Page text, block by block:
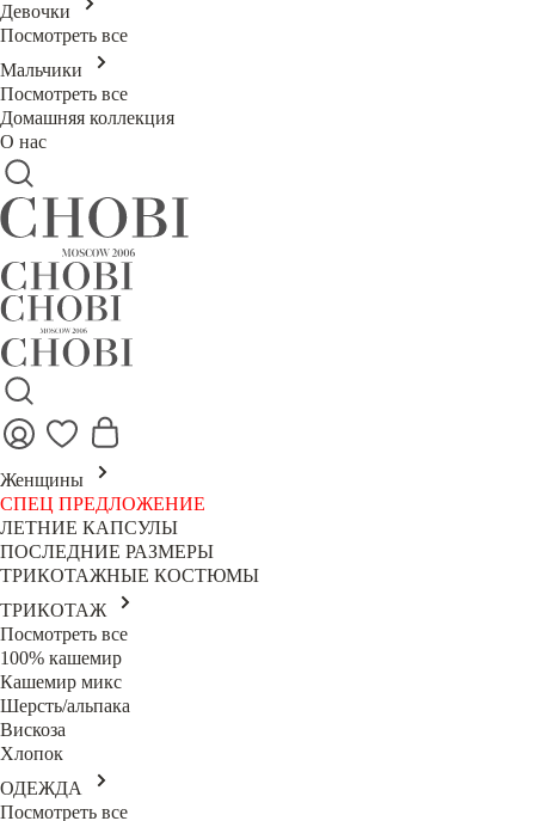
Девочки
Посмотреть все
Мальчики
Посмотреть все
Домашняя коллекция
О нас
Женщины
СПЕЦ ПРЕДЛОЖЕНИЕ
ЛЕТНИЕ КАПСУЛЫ
ПОСЛЕДНИЕ РАЗМЕРЫ
ТРИКОТАЖНЫЕ КОСТЮМЫ
ТРИКОТАЖ
Посмотреть все
100% кашемир
Кашемир микс
Шерсть/альпака
Вискоза
Хлопок
ОДЕЖДА
Посмотреть все